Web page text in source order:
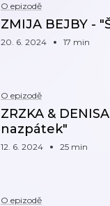
O epizodě
ZMIJA BEJBY -
20. 6. 2024 17 min
O epizodě
ZRZKA &
nazpátek"
12. 6. 2024 25 min
O epizodě